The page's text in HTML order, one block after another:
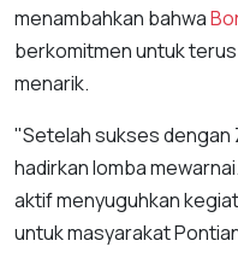
menambahkan bahwa
berkomitmen untuk
menarik.
"Setelah sukses dengan
hadirkan lomba
aktif menyuguhkan
untuk masyarakat